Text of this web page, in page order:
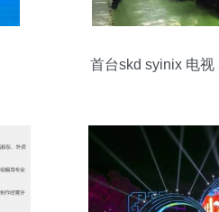
首台skd syinix 电